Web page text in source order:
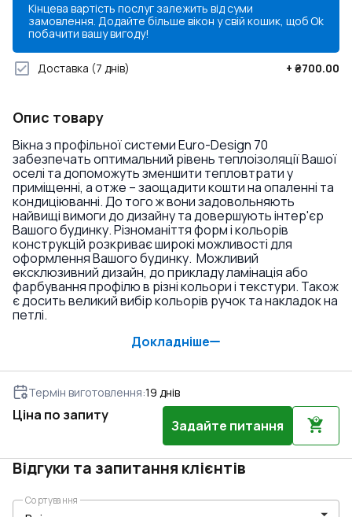
Кінцева вартість послуг залежить від суми
замовлення. Додайте більше вікон у свій кошик, щоб
побачити вашу вигоду!
Ok
Доставка (7 днів) + ₴700.00
Опис товару
Вікна з профільної системи Euro-Design 70
забезпечать оптимальний рівень теплоізоляції Вашої
оселі та допоможуть зменшити тепловтрати у
приміщенні, а отже – заощадити кошти на опаленні та
кондиціюванні. До того ж вони задовольняють
найвищі вимоги до дизайну та довершують інтер'єр
Вашого будинку. Різноманіття форм і кольорів
конструкцій розкриває широкі можливості для
оформлення Вашого будинку. Можливий
ексклюзивний дизайн, до прикладу ламінація або
фарбування профілю в різні кольори і текстури. Також
є досить великий вибір кольорів ручок та накладок на
петлі.
Докладніше
Термін виготовлення:19 днів
Ціна по запиту
Задайте питання
Відгуки та запитання клієнтів
Сортування